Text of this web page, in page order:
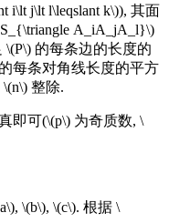
i\lt j\lt l\leqslant k\)), 其面
A_iA_jA_l}\)
\(P\) 的每条边的长度的
每条对角线长度的平方
整除.
即可(\(p\) 为奇质数, \
\(b\), \(c\). 根据 \